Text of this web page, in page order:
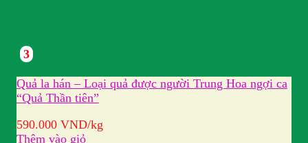
3
Quả la hán – Loại quả được người Trung Hoa ngợi ca
“Quả Thần tiên”
590.000 VND/kg
Thêm vào giỏ